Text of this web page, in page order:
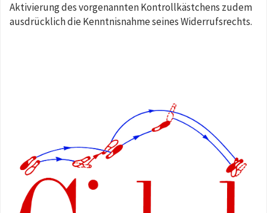
Aktivierung des vorgenannten Kontrollkästchens zudem
ausdrücklich die Kenntnisnahme seines Widerrufsrechts.